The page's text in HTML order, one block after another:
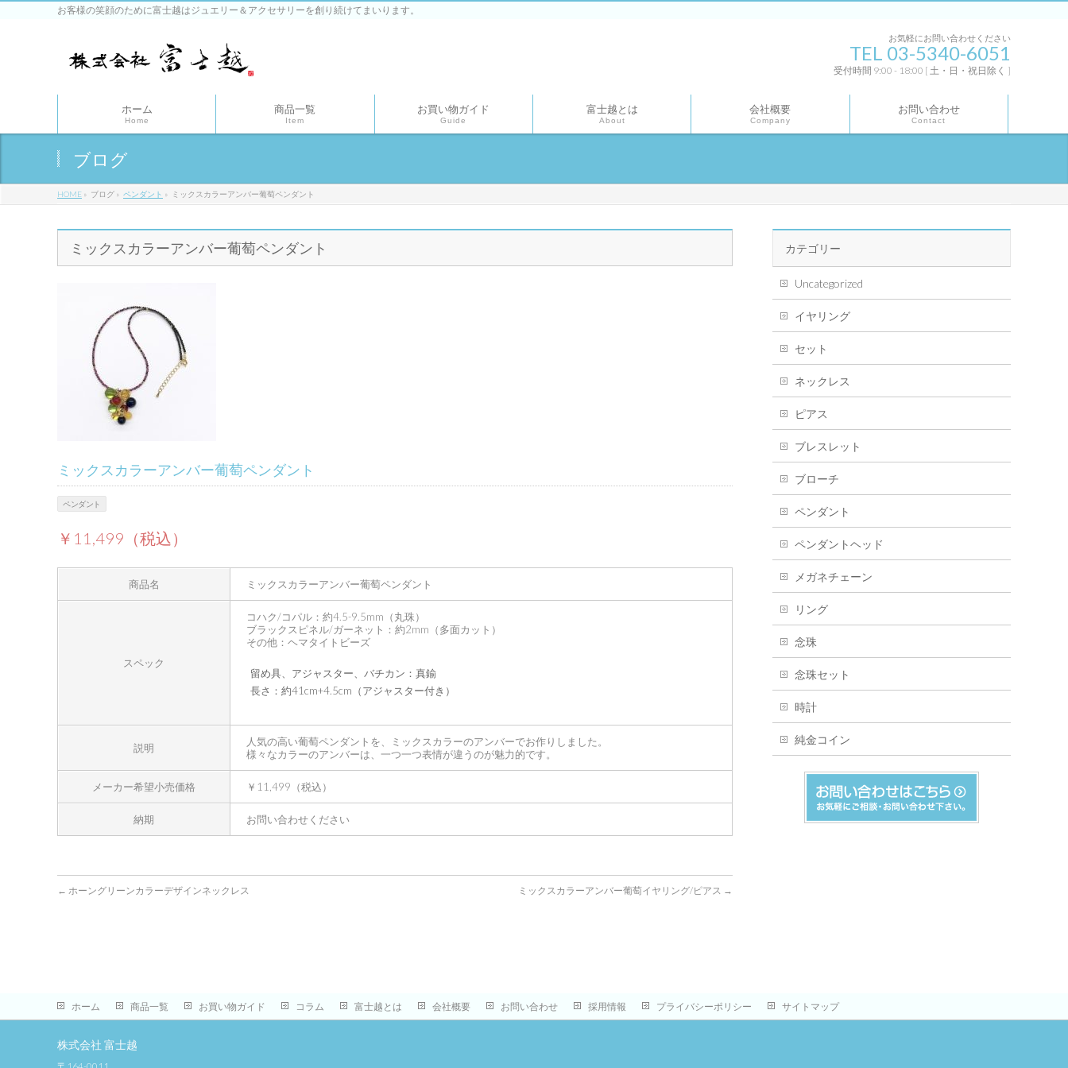
お客様の笑顔のために富士越はジュエリー＆アクセサリーを創り続けてまいります。
お気軽にお問い合わせください
TEL 03-5340-6051
受付時間 9:00 - 18:00 [ 土・日・祝日除く ]
ホーム
Home
商品一覧
Item
お買い物ガイド
Guide
富士越とは
About
会社概要
Company
お問い合わせ
Contact
ブログ
HOME » ブログ » ペンダント » ミックスカラーアンバー葡萄ペンダント
ミックスカラーアンバー葡萄ペンダント
ミックスカラーアンバー葡萄ペンダント
ペンダント
￥11,499（税込）
商品名 ミックスカラーアンバー葡萄ペンダント
スペック
コハク/コパル：約4.5-9.5mm（丸珠）
ブラックスピネル/ガーネット：約2mm（多面カット）
その他：ヘマタイトビーズ
留め具、アジャスター、バチカン：真鍮
長さ：約41cm+4.5cm（アジャスター付き）
説明
人気の高い葡萄ペンダントを、ミックスカラーのアンバーでお作りしました。
様々なカラーのアンバーは、一つ一つ表情が違うのが魅力的です。
メーカー希望小売価格 ￥11,499（税込）
納期 お問い合わせください
← ホーングリーンカラーデザインネックレス ミックスカラーアンバー葡萄イヤリング/ピアス →
カテゴリー
Uncategorized
イヤリング
セット
ネックレス
ピアス
ブレスレット
ブローチ
ペンダント
ペンダントヘッド
メガネチェーン
リング
念珠
念珠セット
時計
純金コイン
ホーム 商品一覧 お買い物ガイド コラム 富士越とは 会社概要 お問い合わせ 採用情報 プライバシーポリシー サイトマップ
株式会社 富士越